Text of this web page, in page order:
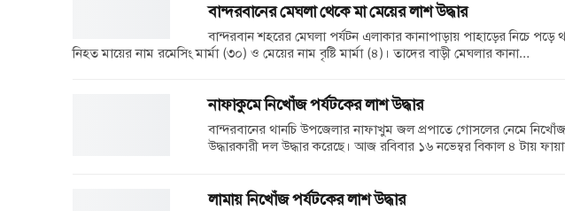
বান্দরবানের মেঘলা থেকে মা মেয়ের লাশ উদ্ধার
বান্দরবান শহরের মেঘলা পর্যটন এলাকার কানাপাড়ায় পাহাড়ের নিচে পড়ে
নিহত মায়ের নাম রমেসিং মার্মা (৩০) ও মেয়ের নাম বৃষ্টি মার্মা (৪)। তাদের বাড়ী মেঘলার কানা…
নাফাকুমে নিখোঁজ পর্যটকের লাশ উদ্ধার
বান্দরবানের থানচি উপজেলার নাফাখুম জল প্রপাতে গোসলের নেমে
উদ্ধারকারী দল উদ্ধার করেছে। আজ রবিবার ১৬ নভেম্বর বিকাল ৪ টায় ফায়ার
লামায় নিখোঁজ পর্যটকের লাশ উদ্ধার